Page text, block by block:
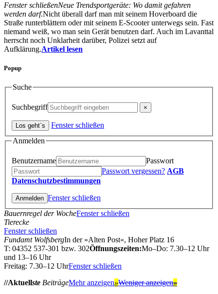
Fenster schließenNeue Trendsportgeräte: Wo damit gefahren
werden darf.Nicht überall darf man mit seinem Hoverboard die
Straße runterblättern oder mit seinem E-Scooter unterwegs sein. Fast
niemand weiß, wo man sein Gerät benutzen darf. Auch im Lavanttal
herrscht noch Unklarheit darüber, Polizei setzt auf
Aufklärung.Artikel lesen
Popup
Suche
Suchbegriff
Fenster schließen
Anmelden
Benutzername
Passwort
Passwort vergessen? AGB
Datenschutzbestimmungen
Fenster schließen
Bauernregel der WocheFenster schließen
Tierecke
Fenster schließen
Fundamt WolfsbergIn der »Alten Post«, Hoher Platz 16
T: 04352 537-301 bzw. 302Öffnungszeiten:Mo–Do: 7.30–12 Uhr
und 13–16 Uhr
Freitag: 7.30–12 UhrFenster schließen
//Aktuellste BeiträgeMehr anzeigen»Weniger anzeigen»